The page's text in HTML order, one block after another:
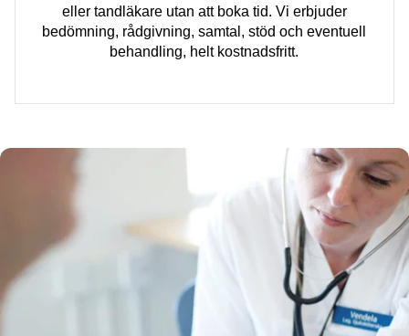
eller tandläkare utan att boka tid. Vi erbjuder
bedömning, rådgivning, samtal, stöd och eventuell
behandling, helt kostnadsfritt.